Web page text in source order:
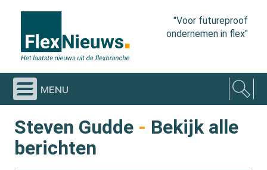
"Voor futureproof
ondernemen in flex"
menu
Steven Gudde - Bekijk alle
berichten